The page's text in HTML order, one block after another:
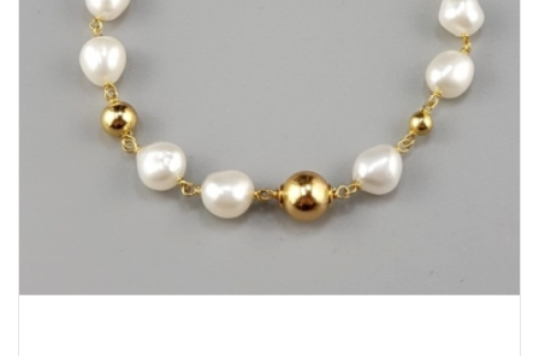
Agata Brown
agata gialla
agata multicolor
agata nera(91)
agata striata azzurra(1)